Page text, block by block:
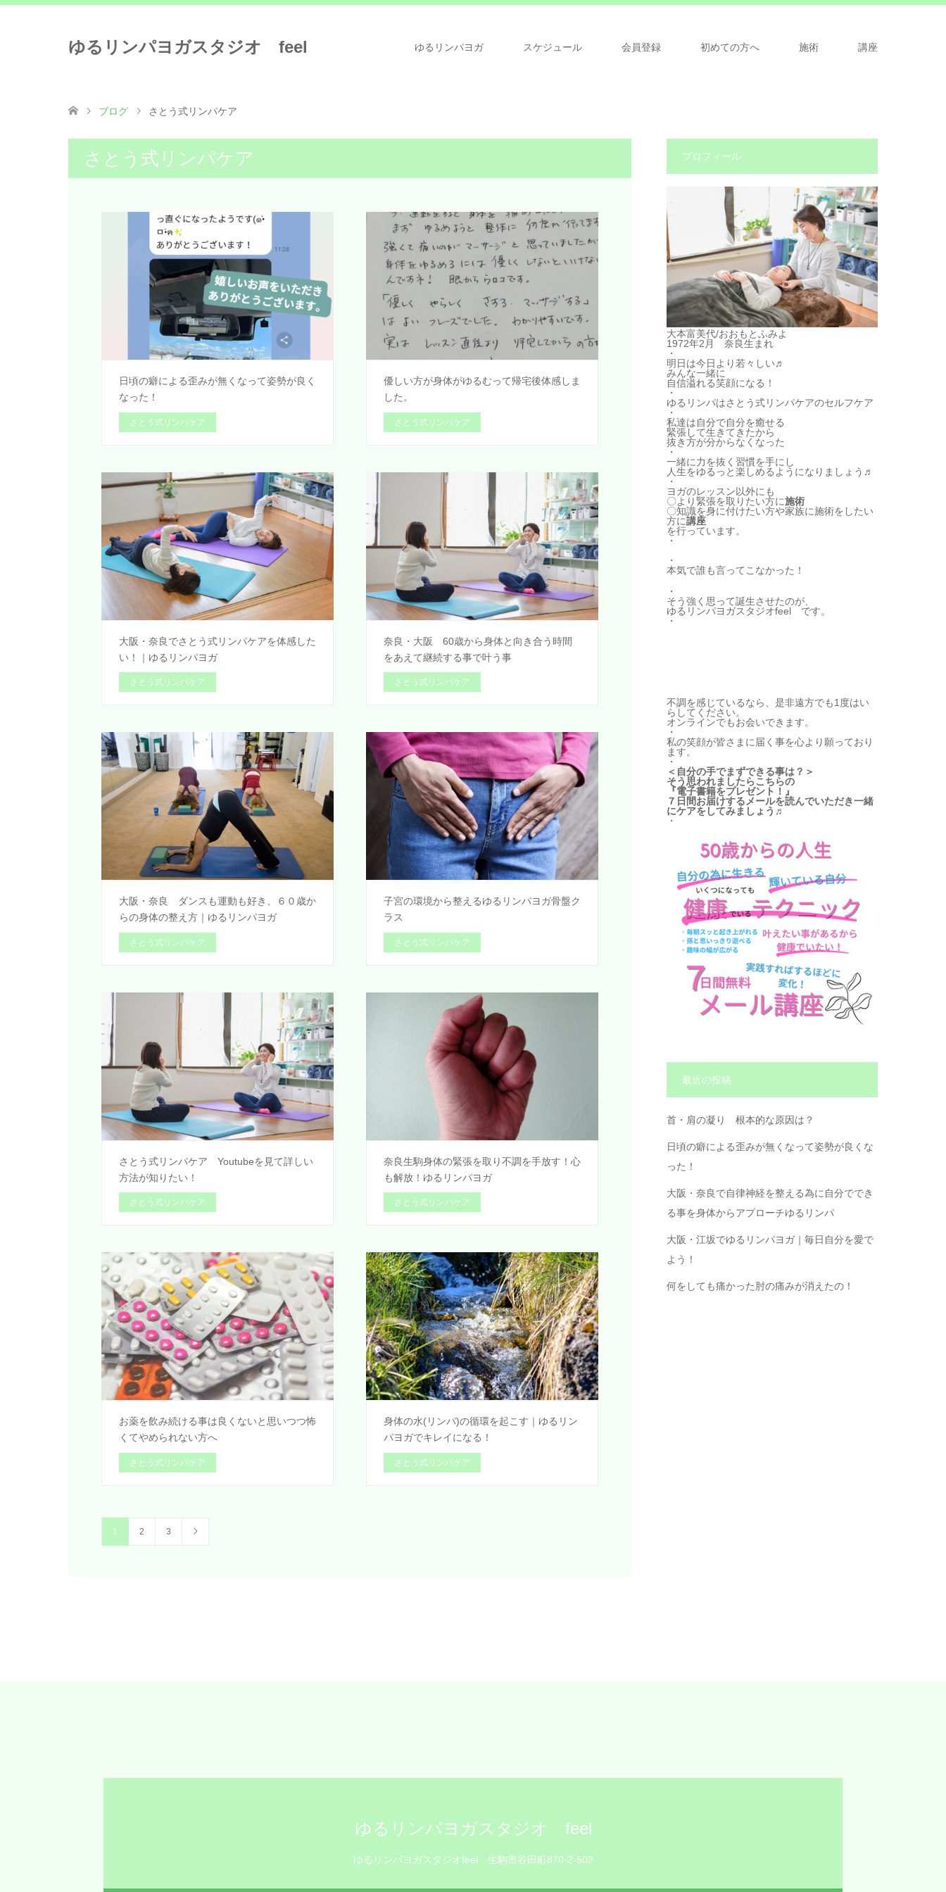
ゆるリンパヨガスタジオ feel ゆるリンパヨガ スケジュール 会員登録 初めての方へ 施術 講座
ブログ さとう式リンパケア
さとう式リンパケア
日頃の癖による歪みが無くなって姿勢が良く
なった！
さとう式リンパケア
優しい方が身体がゆるむって帰宅後体感しま
した。
さとう式リンパケア
大阪・奈良でさとう式リンパケアを体感した
い！｜ゆるリンパヨガ
さとう式リンパケア
奈良・大阪 60歳から身体と向き合う時間
をあえて継続する事で叶う事
さとう式リンパケア
大阪・奈良 ダンスも運動も好き、６０歳か
らの身体の整え方｜ゆるリンパヨガ
さとう式リンパケア
子宮の環境から整えるゆるリンパヨガ骨盤ク
ラス
さとう式リンパケア
さとう式リンパケア Youtubeを見て詳しい
方法が知りたい！
さとう式リンパケア
奈良生駒身体の緊張を取り不調を手放す！心
も解放！ゆるリンパヨガ
さとう式リンパケア
お薬を飲み続ける事は良くないと思いつつ怖
くてやめられない方へ
さとう式リンパケア
身体の水(リンパ)の循環を起こす｜ゆるリン
パヨガでキレイになる！
さとう式リンパケア
1 2 3
プロフィール
大本富美代/おおもとふみよ
1972年2月 奈良生まれ
・
明日は今日より若々しい♬
みんな一緒に
自信溢れる笑顔になる！
・
ゆるリンパはさとう式リンパケアのセルフケア
・
私達は自分で自分を癒せる
緊張して生きてきたから
抜き方が分からなくなった
・
一緒に力を抜く習慣を手にし
人生をゆるっと楽しめるようになりましょう♬
・
ヨガのレッスン以外にも
〇より緊張を取りたい方に施術
〇知識を身に付けたい方や家族に施術をしたい
方に講座
を行っています。
・
・
本気で誰も言ってこなかった！
・
そう強く思って誕生させたのが、
ゆるリンパヨガスタジオfeel です。
・
不調を感じているなら、是非遠方でも1度はい
らしてください。
オンラインでもお会いできます。
・
私の笑顔が皆さまに届く事を心より願っており
ます。
・
＜自分の手でまずできる事は？＞
そう思われましたらこちらの
『電子書籍をプレゼント！』
７日間お届けするメールを読んでいただき一緒
にケアをしてみましょう♬
・
最近の投稿
首・肩の凝り 根本的な原因は？
日頃の癖による歪みが無くなって姿勢が良くな
った！
大阪・奈良で自律神経を整える為に自分ででき
る事を身体からアプローチゆるリンパ
大阪・江坂でゆるリンパヨガ｜毎日自分を愛で
よう！
何をしても痛かった肘の痛みが消えたの！
ゆるリンパヨガスタジオ feel
ゆるリンパヨガスタジオfeel 生駒市谷田町870-2-502